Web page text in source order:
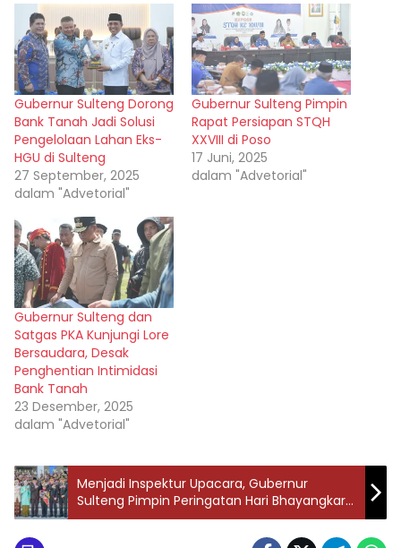
Gubernur Sulteng Dorong
Bank Tanah Jadi Solusi
Pengelolaan Lahan Eks-
HGU di Sulteng
27 September, 2025
dalam "Advetorial"
Gubernur Sulteng Pimpin
Rapat Persiapan STQH
XXVIII di Poso
17 Juni, 2025
dalam "Advetorial"
Gubernur Sulteng dan
Satgas PKA Kunjungi Lore
Bersaudara, Desak
Penghentian Intimidasi
Bank Tanah
23 Desember, 2025
dalam "Advetorial"
Menjadi Inspektur Upacara, Gubernur
Sulteng Pimpin Peringatan Hari Bhayangkara
di Sulawesi Tengah